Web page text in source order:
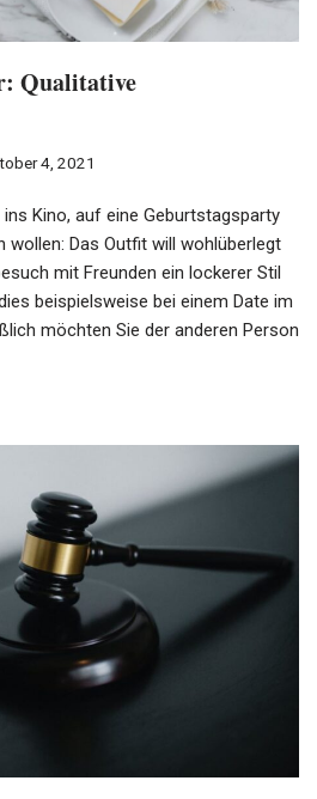
Qualitative
4, 2021
ins Kino, auf eine Geburtstagsparty
wollen: Das Outfit will wohlüberlegt
mit Freunden ein lockerer Stil
beispielsweise bei einem Date im
möchten Sie der anderen Person